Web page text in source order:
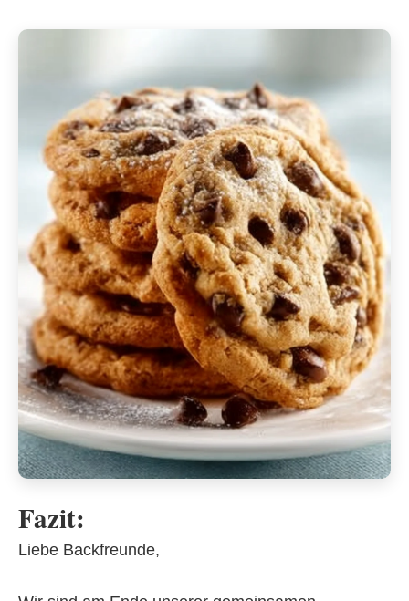
Fazit:
Liebe Backfreunde,